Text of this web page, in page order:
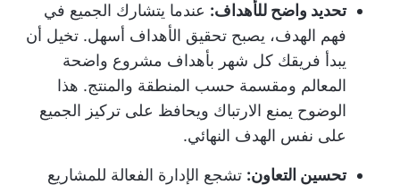
تحديد واضح للأهداف: عندما يتشارك الجميع في
فهم الهدف، يصبح تحقيق الأهداف أسهل. تخيل أن
يبدأ فريقك كل شهر بأهداف مشروع واضحة
المعالم ومقسمة حسب المنطقة والمنتج. هذا
الوضوح يمنع الارتباك ويحافظ على تركيز الجميع
على نفس الهدف النهائي.
تحسين التعاون: تشجع الإدارة الفعالة للمشاريع